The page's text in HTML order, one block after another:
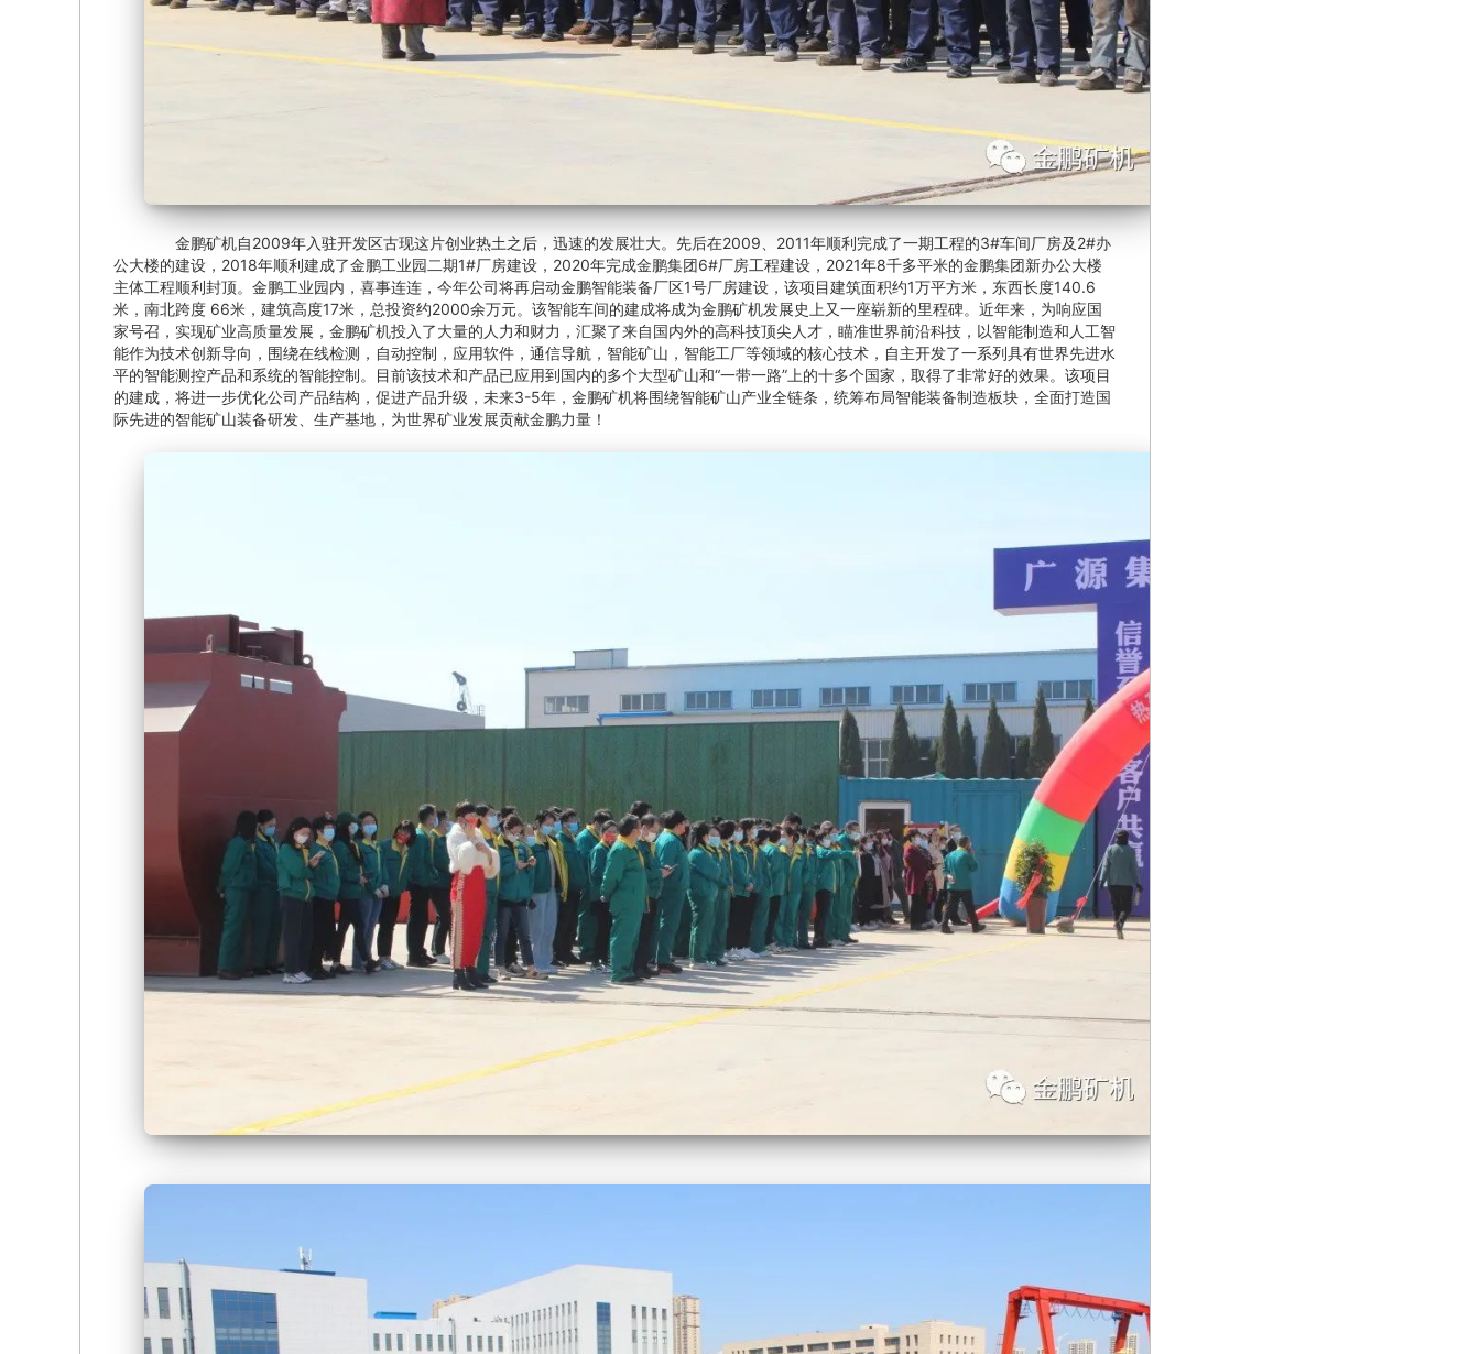
金鹏矿机自2009年入驻开发区古现这片创业热土之后，迅速的发展壮大。先后在2009、2011年顺利完成了一期工程的3#车间厂房及2#办
公大楼的建设，2018年顺利建成了金鹏工业园二期1#厂房建设，2020年完成金鹏集团6#厂房工程建设，2021年8千多平米的金鹏集团新办公大楼
主体工程顺利封顶。金鹏工业园内，喜事连连，今年公司将再启动金鹏智能装备厂区1号厂房建设，该项目建筑面积约1万平方米，东西长度140.6
米，南北跨度 66米，建筑高度17米，总投资约2000余万元。该智能车间的建成将成为金鹏矿机发展史上又一座崭新的里程碑。近年来，为响应国
家号召，实现矿业高质量发展，金鹏矿机投入了大量的人力和财力，汇聚了来自国内外的高科技顶尖人才，瞄准世界前沿科技，以智能制造和人工智
能作为技术创新导向，围绕在线检测，自动控制，应用软件，通信导航，智能矿山，智能工厂等领域的核心技术，自主开发了一系列具有世界先进水
平的智能测控产品和系统的智能控制。目前该技术和产品已应用到国内的多个大型矿山和“一带一路”上的十多个国家，取得了非常好的效果。该项目
的建成，将进一步优化公司产品结构，促进产品升级，未来3-5年，金鹏矿机将围绕智能矿山产业全链条，统筹布局智能装备制造板块，全面打造国
际先进的智能矿山装备研发、生产基地，为世界矿业发展贡献金鹏力量！